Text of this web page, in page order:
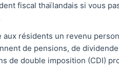
fiscal thaïlandais si vous
aux résidents un revenu
de pensions, de
de double imposition (CDI)